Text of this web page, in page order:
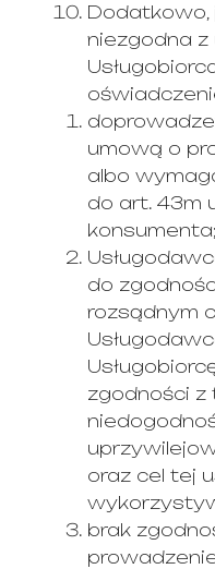
Dodatkowo,
niezgodna z
umową o
albo
do art. 43m
konsumenta;
do
rozsądnym
zgodności z
oraz cel tej
brak